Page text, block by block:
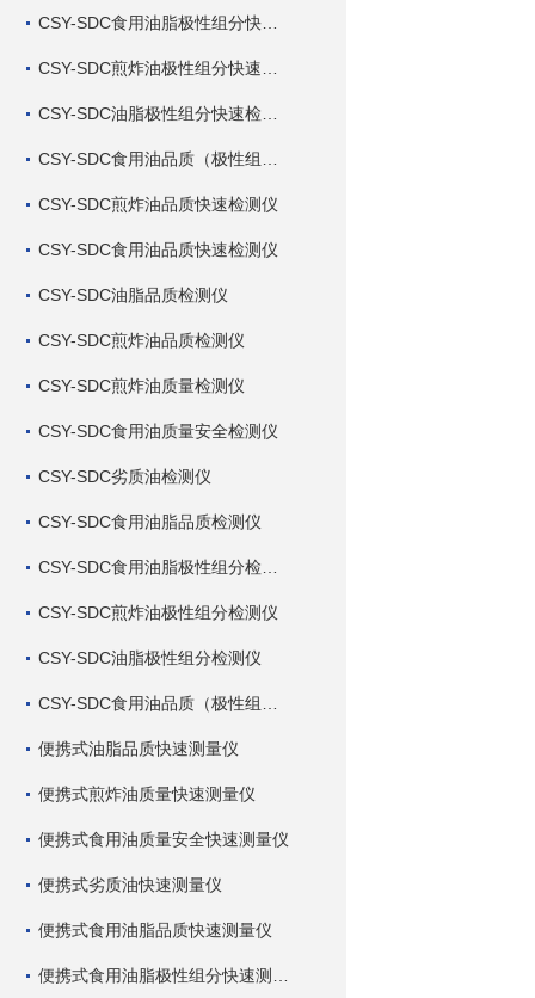
CSY-SDC煎炸油品质快速检测仪
CSY-SDC食用油品质快速检测仪
CSY-SDC油脂品质检测仪
CSY-SDC煎炸油品质检测仪
CSY-SDC煎炸油质量检测仪
CSY-SDC食用油质量安全检测仪
CSY-SDC劣质油检测仪
CSY-SDC食用油脂品质检测仪
CSY-SDC煎炸油极性组分检测仪
CSY-SDC油脂极性组分检测仪
便携式油脂品质快速测量仪
便携式煎炸油质量快速测量仪
便携式食用油质量安全快速测量仪
便携式劣质油快速测量仪
便携式食用油脂品质快速测量仪